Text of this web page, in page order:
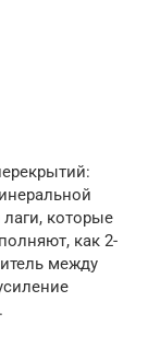
которые
как 2-
между